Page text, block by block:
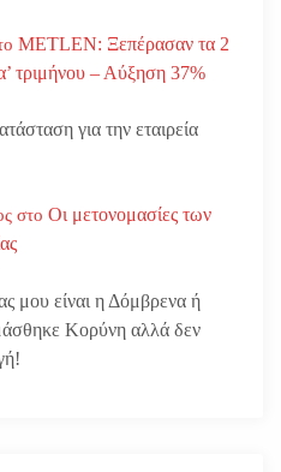
METLEN: Ξεπέρασαν τα 2
τριμήνου – Αύξηση 37%
για την εταιρεία
στο Οι μετονομασίες των
μου είναι η Δόμβρενα ή
Κορύνη αλλά δεν